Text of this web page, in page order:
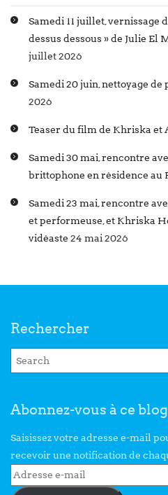
Samedi 11 juillet, vernissage
dessus dessous » de Julie El
juillet 2026
Samedi 20 juin, nettoyage
2026
Teaser du film de Khriska et
Samedi 30 mai, rencontre
brittophone en résidence au
Samedi 23 mai, rencontre
et performeuse, et Khriska
vidéaste 24 mai 2026
Rechercher
Abonnez-vous à ce
Saisissez votre adresse e-mail
recevoir une notification de